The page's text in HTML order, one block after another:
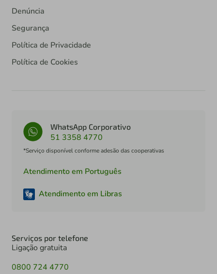
Denúncia
Segurança
Política de Privacidade
Política de Cookies
WhatsApp Corporativo
51 3358 4770
*Serviço disponível conforme adesão das cooperativas
Atendimento em Português
Atendimento em Libras
Serviços por telefone
Ligação gratuita
0800 724 4770